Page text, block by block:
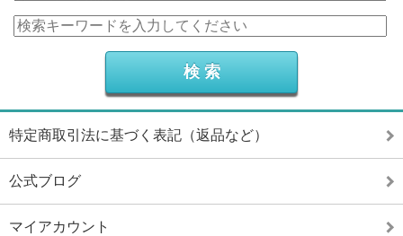
特定商取引法に基づく表記（返品など）
公式ブログ
マイアカウント